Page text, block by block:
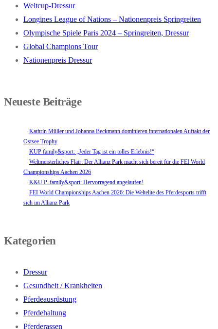
Weltcup-Dressur
Longines League of Nations – Nationenpreis Springreiten
Olympische Spiele Paris 2024 – Springreiten, Dressur
Global Champions Tour
Nationenpreis Dressur
Neueste Beiträge
Kathrin Müller und Johanna Beckmann dominieren internationalen Auftakt der
Ostsee Trophy
KUP family&sport: „Jeder Tag ist ein tolles Erlebnis!“
Weltmeisterliches Flair: Der Allianz Park macht sich bereit für die FEI World
Championships Aachen 2026
K&U.P. family&sport: Hervorragend angelaufen!
FEI World Championships Aachen 2026: Die Weltelite des Pferdesports trifft
sich im Allianz Park
Kategorien
Dressur
Gesundheit / Krankheiten
Pferdeausrüstung
Pferdehaltung
Pferderassen